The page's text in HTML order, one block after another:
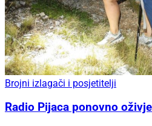
Brojni izlagači i posjetitelji
Radio Pijaca ponovno